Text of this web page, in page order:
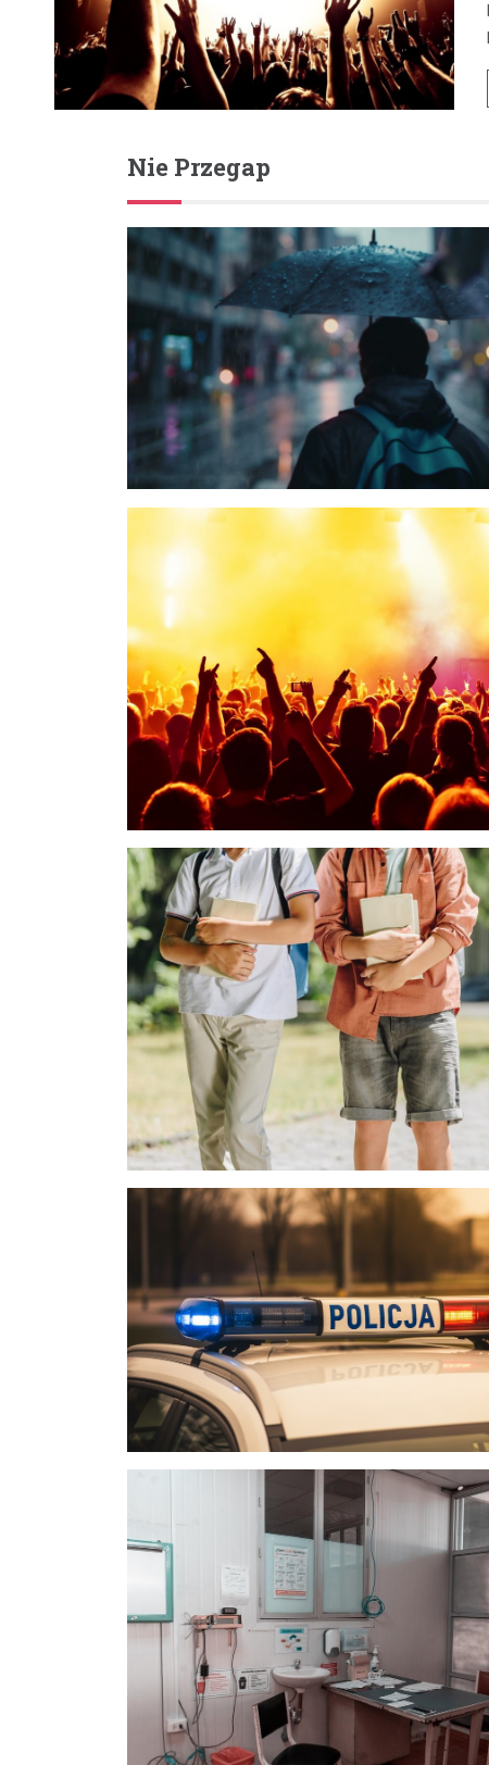
Nie Przegap